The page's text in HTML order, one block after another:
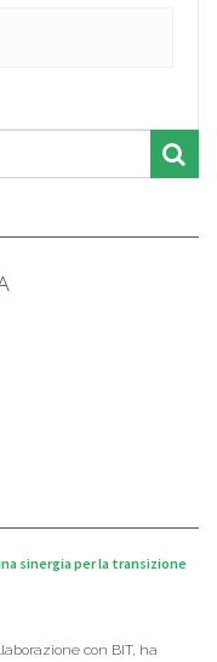
sinergia per la transizione
con BIT, ha